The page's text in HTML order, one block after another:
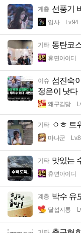
계층 선풍기
입사 Lv.94
기타 동탄코
휴면아이디
이슈 섬진숙
정은이 낫다
왜구김당
기타 ㅇㅎ 트
마나군
기타 맛있는
휴면아이디
계층 박수 유
달섭지롱